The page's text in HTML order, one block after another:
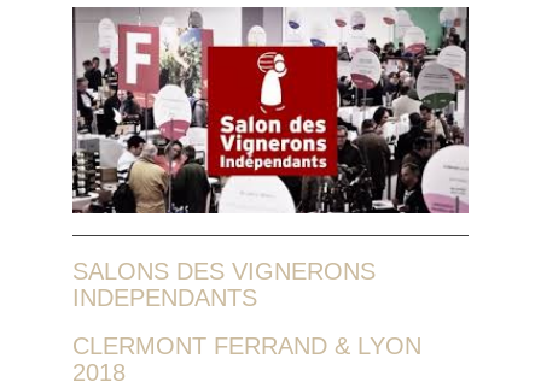
SALONS DES VIGNERONS
INDEPENDANTS
CLERMONT FERRAND & LYON
2018